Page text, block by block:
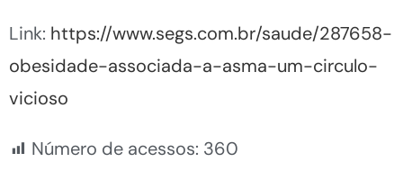
Link: https://www.segs.com.br/saude/287658-
obesidade-associada-a-asma-um-circulo-
vicioso
Número de acessos: 360